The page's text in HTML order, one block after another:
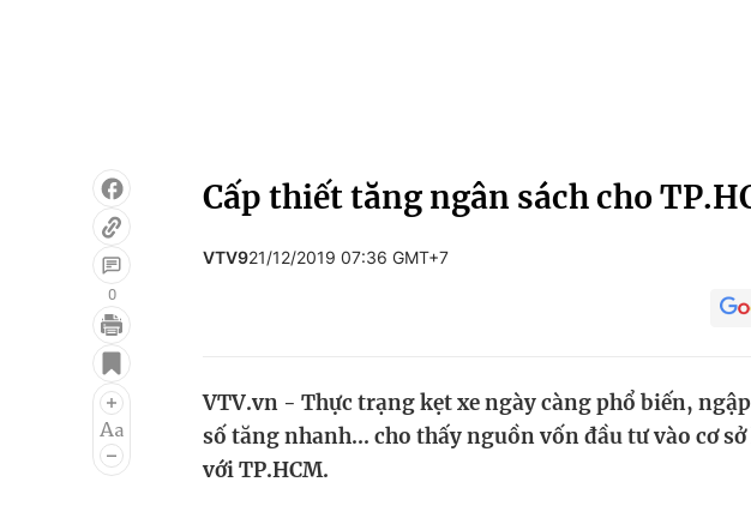
Điện ảnh
Âm nhạc
Du lịch
Làm đẹp
Tuyển sinh
Học trực
0
Cấp thiết tăng ngân sách cho
VTV921/12/2019 07:36 GMT+7
VTV.vn - Thực trạng kẹt xe ngày càng phổ biến,
số tăng nhanh... cho thấy nguồn vốn đầu tư vào cơ
với TP.HCM.